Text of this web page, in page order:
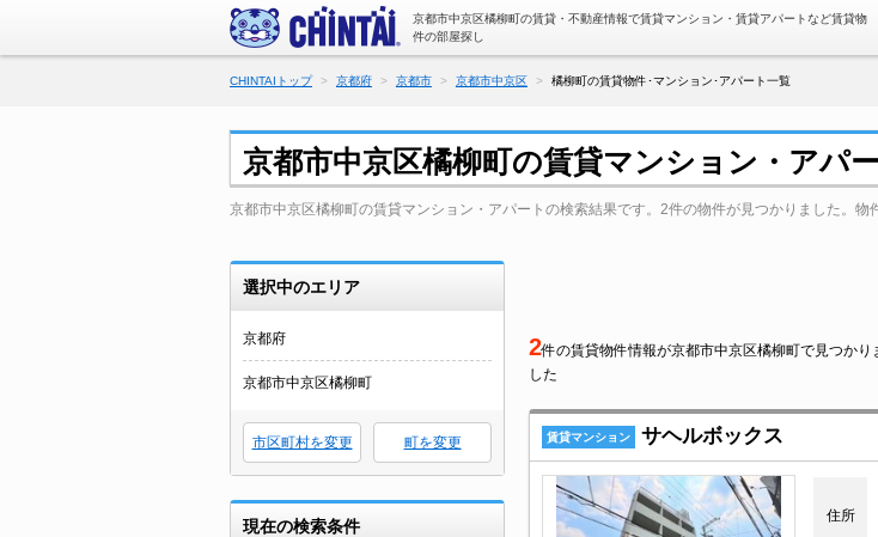
京都市中京区橘柳町の賃貸・不動産情報で賃貸マンション・賃貸アパートなど賃貸物
件の部屋探し
CHINTAIトップ 京都府 京都市 京都市中京区 橘柳町の賃貸物件･マンション･アパート一覧
京都市中京区橘柳町の賃貸マンション・アパ
京都市中京区橘柳町の賃貸マンション・アパートの検索結果です。2件の物件が見つかりました。物
選択中のエリア
京都府
京都市中京区橘柳町
市区町村を変更 町を変更
現在の検索条件
2件の賃貸物件情報が京都市中京区橘柳町で見つかり
した
賃貸マンション サヘルボックス
住所